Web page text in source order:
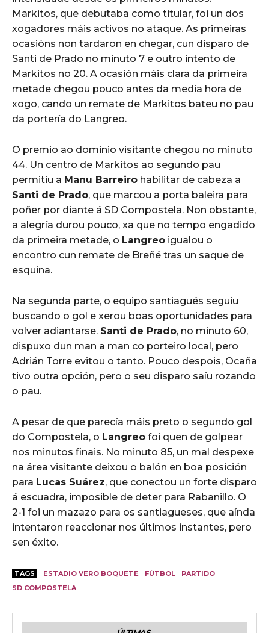
Markitos, que debutaba como titular, foi un dos
xogadores máis activos no ataque. As primeiras
ocasións non tardaron en chegar, cun disparo de
Santi de Prado no minuto 7 e outro intento de
Markitos no 20. A ocasión máis clara da primeira
metade chegou pouco antes da media hora de
xogo, cando un remate de Markitos bateu no pau
da portería do Langreo.
O premio ao dominio visitante chegou no minuto
44. Un centro de Markitos ao segundo pau
permitiu a Manu Barreiro habilitar de cabeza a
Santi de Prado, que marcou a porta baleira para
poñer por diante á SD Compostela. Non obstante,
a alegría durou pouco, xa que no tempo engadido
da primeira metade, o Langreo igualou o
encontro cun remate de Breñé tras un saque de
esquina.
Na segunda parte, o equipo santiagués seguiu
buscando o gol e xerou boas oportunidades para
volver adiantarse. Santi de Prado, no minuto 60,
dispuxo dun man a man co porteiro local, pero
Adrián Torre evitou o tanto. Pouco despois, Ocaña
tivo outra opción, pero o seu disparo saíu rozando
o pau.
A pesar de que parecía máis preto o segundo gol
do Compostela, o Langreo foi quen de golpear
nos minutos finais. No minuto 85, un mal despexe
na área visitante deixou o balón en boa posición
para Lucas Suárez, que conectou un forte disparo
á escuadra, imposible de deter para Rabanillo. O
2-1 foi un mazazo para os santiagueses, que aínda
intentaron reaccionar nos últimos instantes, pero
sen éxito.
TAGS ESTADIO VERO BOQUETE FÚTBOL
PARTIDO
SD COMPOSTELA